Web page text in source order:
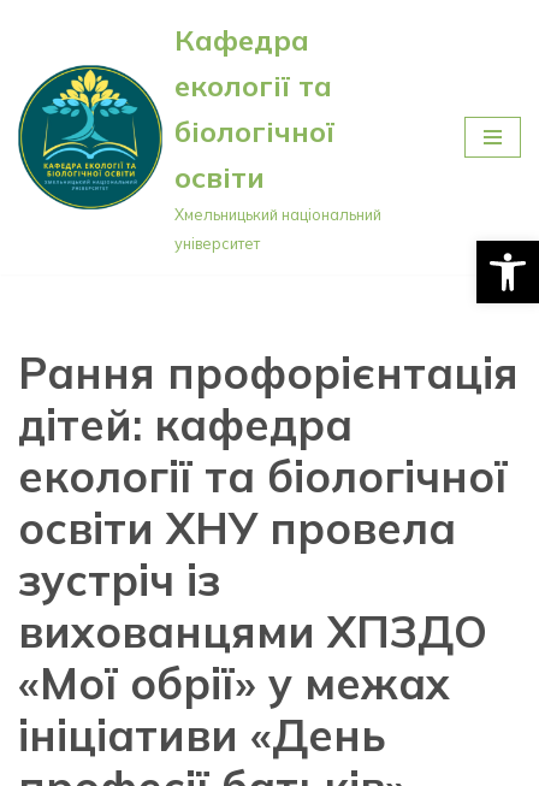
Перейти
до
вмісту
Кафедра
екології та
біологічної
освіти
Хмельницький національний
університет
Рання профорієнтація
дітей: кафедра
екології та біологічної
освіти ХНУ провела
зустріч із
вихованцями ХПЗДО
«Мої обрії» у межах
ініціативи «День